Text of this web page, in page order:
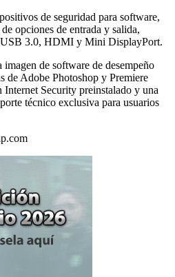
de seguridad para software,
opciones de entrada y salida,
3.0, HDMI y Mini DisplayPort.
de software de desempeño
de Adobe Photoshop y Premiere
Internet Security preinstalado y una
técnico exclusiva para usuarios